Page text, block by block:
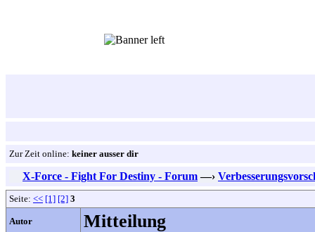
Zur Zeit online: keiner ausser dir
X-Force - Fight For Destiny - Forum —›
Seite: << [1] [2] 3
Autor Mitteilung